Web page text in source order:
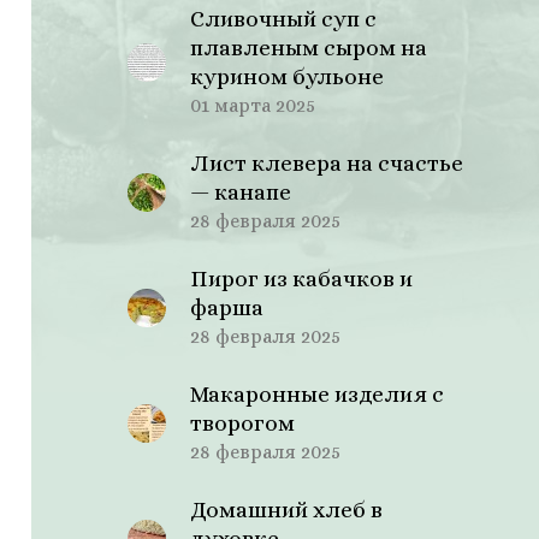
Сливочный суп с
плавленым сыром на
курином бульоне
01 марта 2025
Лист клевера на счастье
— канапе
28 февраля 2025
Пирог из кабачков и
фарша
28 февраля 2025
Макаронные изделия с
творогом
28 февраля 2025
Домашний хлеб в